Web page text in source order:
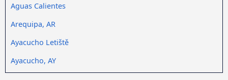
Aguas Calientes
Arequipa, AR
Ayacucho Letiště
Ayacucho, AY